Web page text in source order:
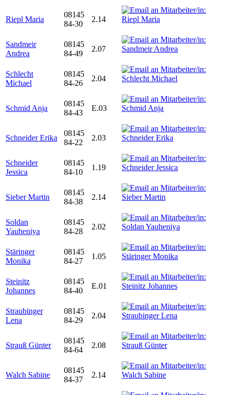
Riepl Maria
08145
84-30
2.14
Sandmeir
Andrea
08145
84-49
2.07
Schlecht
Michael
08145
84-26
2.04
Schmid Anja
08145
84-43
E.03
Schneider Erika
08145
84-22
2.03
Schneider
Jessica
08145
84-10
1.19
Sieber Martin
08145
84-38
2.14
Soldan
Yauheniya
08145
84-28
2.02
Stäringer
Monika
08145
84-27
1.05
Steinitz
Johannes
08145
84-40
E.01
Straubinger
Lena
08145
84-29
2.04
Strauß Günter
08145
84-64
2.08
Walch Sabine
08145
84-37
2.14